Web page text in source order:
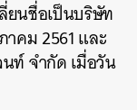
นชื่อเป็นบริษัท
คม 2561 และ
ท์ จำกัด เมื่อวัน